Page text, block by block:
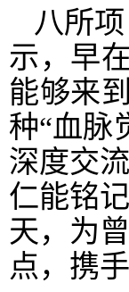
八所
示，早
能够来
种“血脉
深度交
仁能铭
天，为
点，携